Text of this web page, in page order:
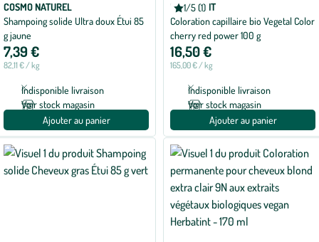
COSMO NATUREL
Shampoing solide Ultra doux Étui 85
g jaune
7,39 €
82,11 € / kg
Indisponible livraison
Voir stock magasin
Ajouter au panier
1/5 (1)
Note
moyenne
de
1
sur
5
avec
HERBATINT
Coloration capillaire bio Vegetal Color
cherry red power 100 g
16,50 €
165,00 € / kg
Indisponible livraison
Voir stock magasin
Ajouter au panier